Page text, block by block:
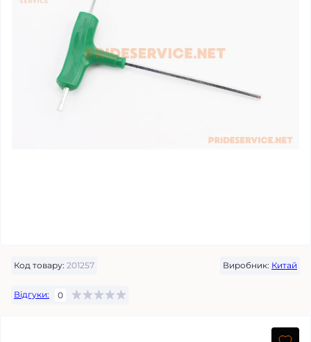
Код товару: 201257 Виробник: Китай
Відгуки: 0